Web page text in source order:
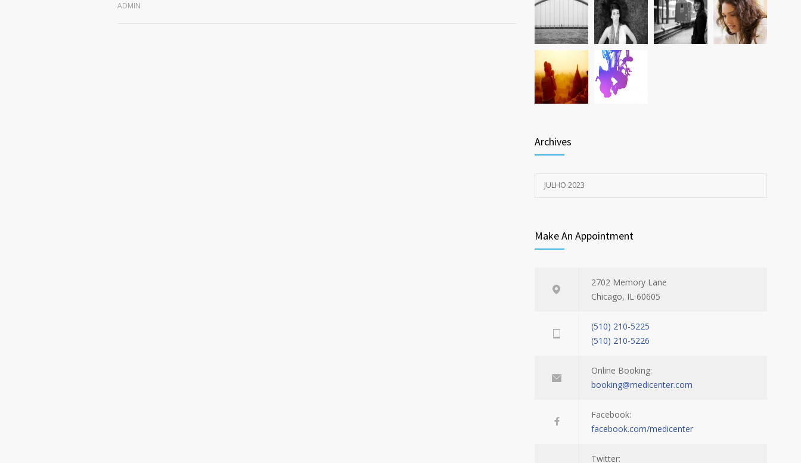
ADMIN
Archives
JULHO 2023
Make An Appointment
2702 Memory Lane
Chicago, IL 60605
(510) 210-5225
(510) 210-5226
Online Booking:
booking@medicenter.com
Facebook:
facebook.com/medicenter
Twitter: